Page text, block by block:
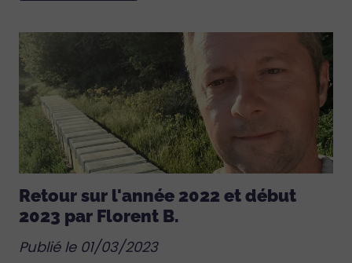
Retour sur l'année 2022 et début
2023 par Florent B.
Publié le 01/03/2023